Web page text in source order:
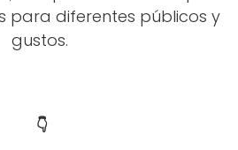
para diferentes públicos y
gustos.
👇